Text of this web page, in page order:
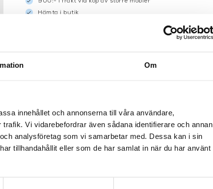
Om
innehållet och annonserna till våra användare,
Vi vidarebefordrar även sådana identifierare och annan
analysföretag som vi samarbetar med. Dessa kan i sin
tillhandahållit eller som de har samlat in när du har använt
Hämta i butik